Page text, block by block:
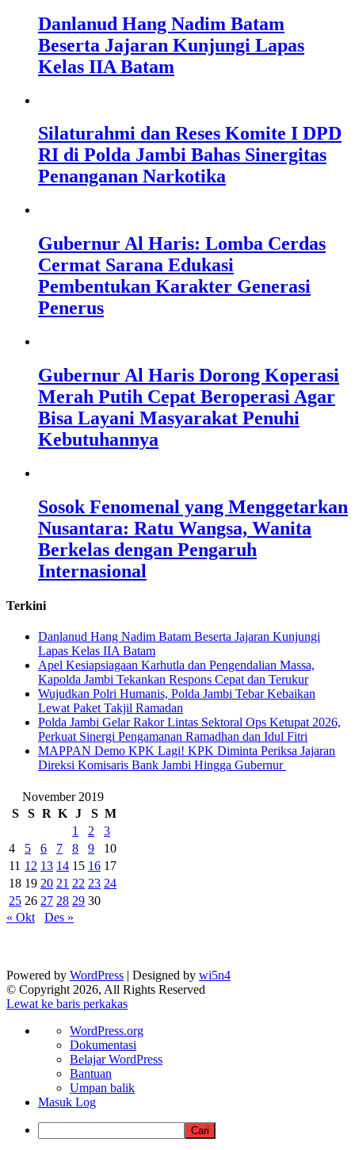
Danlanud Hang Nadim Batam
Beserta Jajaran Kunjungi Lapas
Kelas IIA Batam
Silaturahmi dan Reses Komite I DPD
RI di Polda Jambi Bahas Sinergitas
Penanganan Narkotika
Gubernur Al Haris: Lomba Cerdas
Cermat Sarana Edukasi
Pembentukan Karakter Generasi
Penerus
Gubernur Al Haris Dorong Koperasi
Merah Putih Cepat Beroperasi Agar
Bisa Layani Masyarakat Penuhi
Kebutuhannya
Sosok Fenomenal yang Menggetarkan
Nusantara: Ratu Wangsa, Wanita
Berkelas dengan Pengaruh
Internasional
Terkini
Danlanud Hang Nadim Batam Beserta Jajaran Kunjungi
Lapas Kelas IIA Batam
Apel Kesiapsiagaan Karhutla dan Pengendalian Massa,
Kapolda Jambi Tekankan Respons Cepat dan Terukur
Wujudkan Polri Humanis, Polda Jambi Tebar Kebaikan
Lewat Paket Takjil Ramadan
Polda Jambi Gelar Rakor Lintas Sektoral Ops Ketupat 2026,
Perkuat Sinergi Pengamanan Ramadhan dan Idul Fitri
‎MAPPAN Demo KPK Lagi! KPK Diminta Periksa Jajaran
Direksi Komisaris Bank Jambi Hingga Gubernur ‎
November 2019
S
S R K J S M
1
2
3
4
5 6 7 8 9
10
11 12 13 14 15 16 17
18 19 20 21 22 23 24
25 26 27 28 29 30
« Okt
Des »
Powered by WordPress | Designed by wi5n4
© Copyright 2026, All Rights Reserved
Lewat ke baris perkakas
Tentang
WordPress
WordPress.org
Dokumentasi
Belajar WordPress
Bantuan
Umpan balik
Masuk Log
Cari